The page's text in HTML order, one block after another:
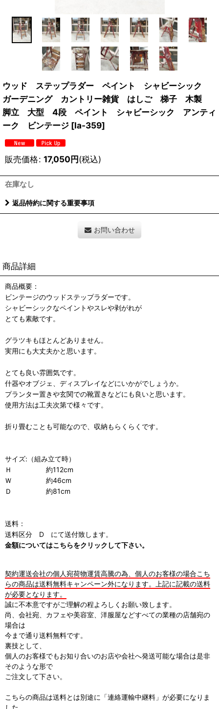
ウッド ステップラダー ペイント シャビーシック
ガーデニング カントリー雑貨 はしご 梯子 木製
脚立 大型 4段 ペイント シャビーシック アンティ
ーク ビンテージ [la-359]
販売価格: 17,050円(税込)
在庫なし
返品特約に関する重要事項
お問い合わせ
商品詳細
商品概要：
ビンテージのウッドステップラダーです。
シャビーシックなペイントやスレや剥がれが
とても素敵です。
グラツキもほとんどありません。
実用にも大丈夫かと思います。
とても良い雰囲気です。
什器やオブジェ、ディスプレイなどにいかがでしょうか。
プランター置きや玄関での靴置きなどにも良いと思います。
使用方法は工夫次第で様々です。
折り畳むことも可能なので、収納もらくらくです。
サイズ:（組み立て時）
Ｈ 約112cm
Ｗ 約46cm
Ｄ 約81cm
送料：
送料区分 D にて送付致します。
金額についてはこちらをクリックして下さい。
契約運送会社の個人宛荷物運賃高騰の為、個人のお客様の場合こち
らの商品は送料無料キャンペーン外になります。上記に記載の送料
が必要となります。
誠に不本意ですがご理解の程よろしくお願い致します。
尚、会社宛、カフェや美容室、洋服屋などすべての業種の店舗宛の
場合は
今まで通り送料無料です。
裏技として、
個人のお客様でもお知り合いのお店や会社へ発送可能な場合は是非
そのような形で
ご注文して下さい。
こちらの商品は送料とは別途に「連絡運輸中継料」が必要になりま